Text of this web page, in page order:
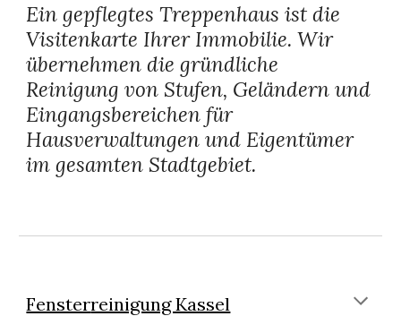
Ein gepflegtes Treppenhaus ist die
Visitenkarte Ihrer Immobilie. Wir
übernehmen die gründliche
Reinigung von Stufen, Geländern und
Eingangsbereichen für
Hausverwaltungen und Eigentümer
im gesamten Stadtgebiet.
Fensterreinigung Kassel